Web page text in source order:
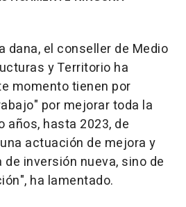
dana, el conseller de Medio
y Territorio ha
momento tienen por
por mejorar toda la
años, hasta 2023, de
actuación de mejora y
inversión nueva, sino de
ha lamentado.